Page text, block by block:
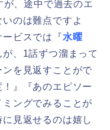
が、途中で過去のエ
のは難点ですよ
ビスでは『水曜
、1話ずつ溜まって
を見返すことがで
』『あのエピソー
ミングでみることが
見返せるのは嬉し